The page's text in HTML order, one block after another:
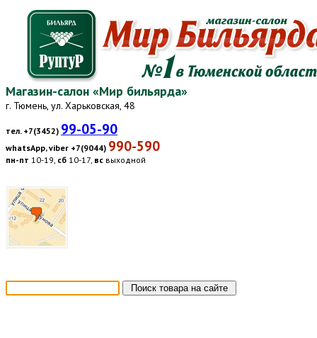
Магазин-салон «Мир бильярда»
г. Тюмень, ул. Харьковская, 48
тел. +7(3452) 99-05-90
whatsApp, viber +7(9044) 990-590
пн-пт 10-19, сб 10-17, вс выходной